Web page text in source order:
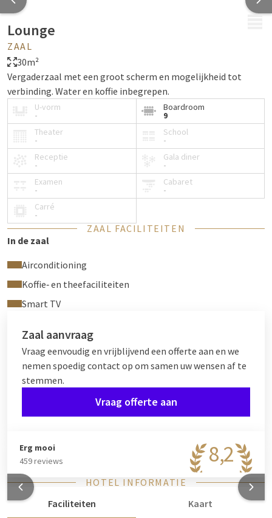
Lounge
ZAAL
30m²
Vergaderzaal met een groot scherm en mogelijkheid tot
verbinding. Water en koffie inbegrepen.
U-vorm
-
Boardroom
9
Theater
-
School
-
Receptie
-
Gala diner
-
Examen
-
Cabaret
-
Carré
-
ZAAL FACILITEITEN
In de zaal
Airconditioning
Koffie‑ en theefaciliteiten
Smart TV
Zaal aanvraag
Vraag eenvoudig en vrijblijvend een offerte aan en we
nemen spoedig contact op om samen uw wensen af te
stemmen.
Vraag offerte aan
8,2
Erg mooi
459 reviews
HOTEL INFORMATIE
Faciliteiten
Kaart